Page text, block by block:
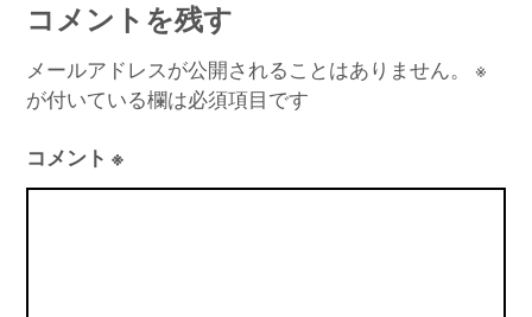
ビ
ゲ
ー
シ
ョ
コメントを残す
メールアドレスが公開されることはありません。
※
が付いている欄は必須項目です
コメント※